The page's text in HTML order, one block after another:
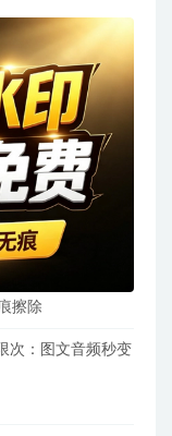
擦除
次：图文音频秒变